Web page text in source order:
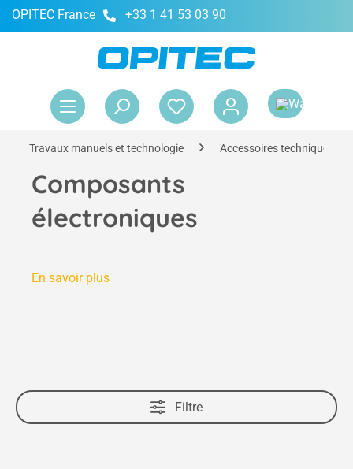
principal
OPITEC France +33 1 41 53 03 90
Travaux manuels et technologie Accessoires techniques
Composants
électroniques
En savoir plus
Filtre